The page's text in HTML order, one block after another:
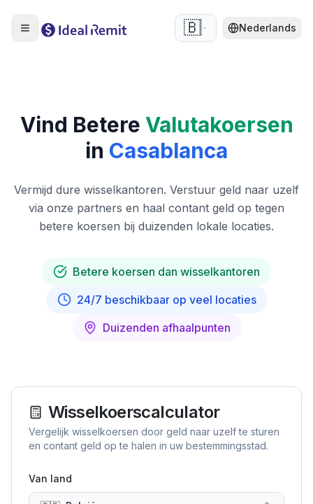
🇧🇪 Nederlands
Vind Betere Valutakoersen
in Casablanca
Vermijd dure wisselkantoren. Verstuur geld naar uzelf
via onze partners en haal contant geld op tegen
betere koersen bij duizenden lokale locaties.
Betere koersen dan wisselkantoren
24/7 beschikbaar op veel locaties
Duizenden afhaalpunten
Wisselkoerscalculator
Vergelijk wisselkoersen door geld naar uzelf te sturen
en contant geld op te halen in uw bestemmingsstad.
Van land